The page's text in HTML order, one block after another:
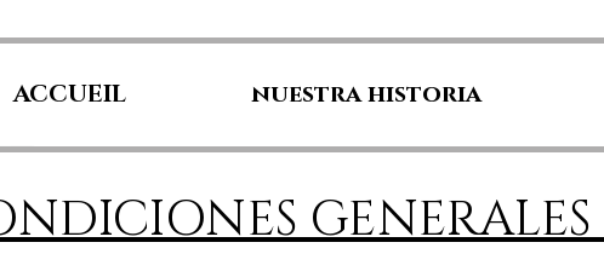
ACCUEIL nuestra historia